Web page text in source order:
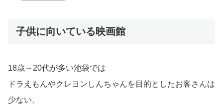
子供に向いている映画館
18歳～20代が多い池袋では
ドラえもんやクレヨンしんちゃんを目的としたお客さんは
少ない。